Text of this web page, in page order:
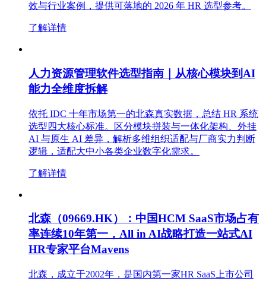
效与行业案例，提供可落地的 2026 年 HR 选型参考。
了解详情
人力资源管理软件选型指南｜从核心模块到AI
能力全维度拆解
依托 IDC 十年市场第一的北森真实数据，总结 HR 系统
选型四大核心标准。区分模块拼装与一体化架构、外挂
AI 与原生 AI 差异，解析多维组织适配与厂商实力判断
逻辑，适配大中小各类企业数字化需求。
了解详情
北森（09669.HK）：中国HCM SaaS市场占有
率连续10年第一，All in AI战略打造一站式AI
HR专家平台Mavens
北森，成立于2002年，是国内第一家HR SaaS上市公司